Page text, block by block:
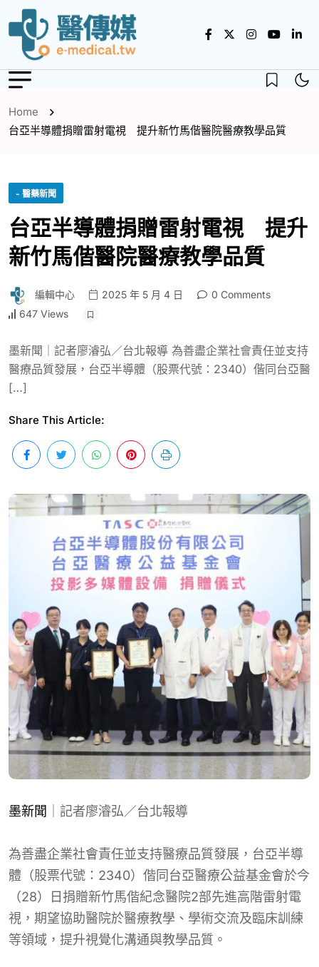
Home
台亞半導體捐贈雷射電視 提升新竹馬偕醫院醫療教學品質
- 醫藥新聞
台亞半導體捐贈雷射電視 提升
新竹馬偕醫院醫療教學品質
編輯中心 2025 年 5 月 4 日
0 Comments
647 Views
墨新聞｜記者廖濬弘／台北報導 為善盡企業社會責任並支持
醫療品質發展，台亞半導體（股票代號：2340）偕同台亞醫
[…]
Share This Article:
墨新聞 ｜記者廖濬弘／台北報導
為善盡企業社會責任並支持醫療品質發展，台亞半導
體（股票代號：2340）偕同台亞醫療公益基金會於今
（28）日捐贈新竹馬偕紀念醫院2部先進高階雷射電
視，期望協助醫院於醫療教學、學術交流及臨床訓練
等領域，提升視覺化溝通與教學品質。